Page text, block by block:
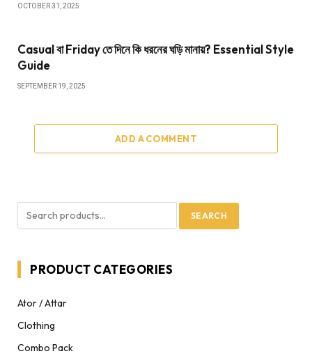
OCTOBER 31, 2025
Casual বা Friday তে দিনে কি ধরনের ঘড়ি মানায়? Essential Style
Guide
SEPTEMBER 19, 2025
ADD A COMMENT
SEARCH
PRODUCT CATEGORIES
Ator / Attar
Clothing
Combo Pack